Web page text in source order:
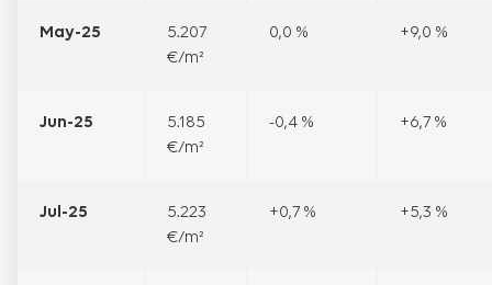
May-25
5.207
€/m²
0,0 % +9,0 %
Jun-25
5.185
€/m²
-0,4 % +6,7 %
Jul-25
5.223
€/m²
+0,7 % +5,3 %